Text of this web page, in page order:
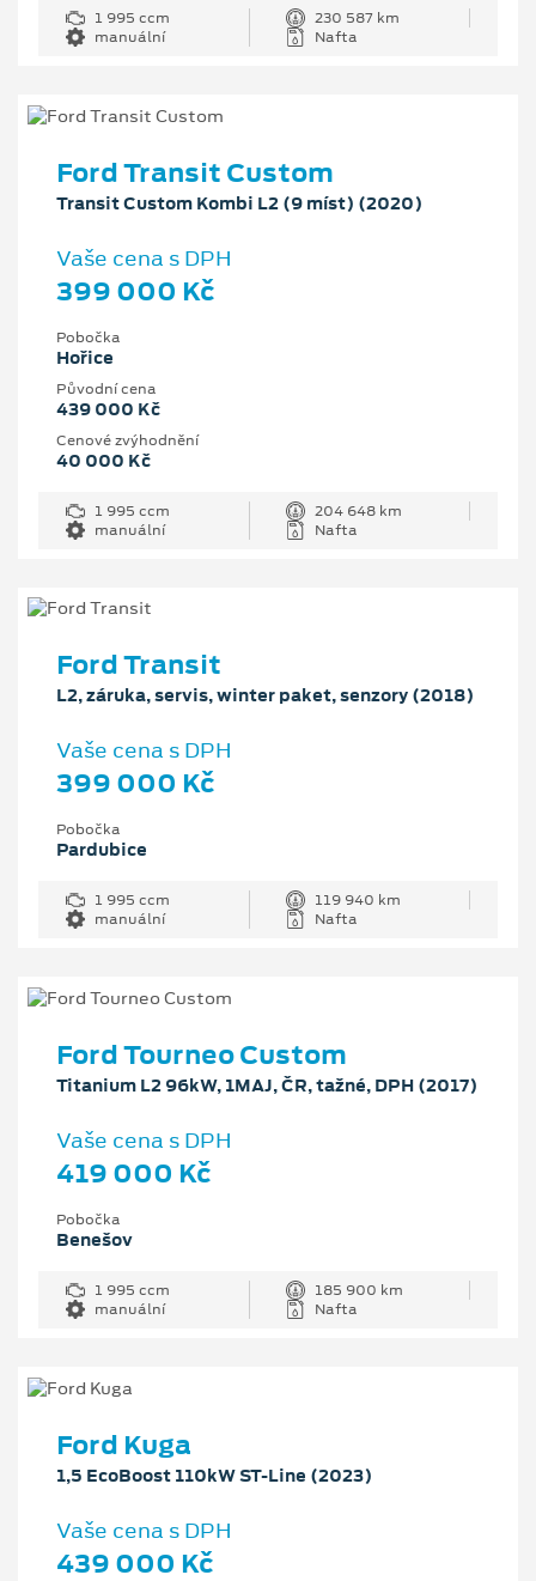
1 995 ccm
230 587 km
manuální
Nafta
Ford Transit Custom
Transit Custom Kombi L2 (9 míst) (2020)
Vaše cena s DPH
399 000 Kč
Pobočka
Hořice
Původní cena
439 000 Kč
Cenové zvýhodnění
40 000 Kč
1 995 ccm
204 648 km
manuální
Nafta
Ford Transit
L2, záruka, servis, winter paket, senzory (2018)
Vaše cena s DPH
399 000 Kč
Pobočka
Pardubice
1 995 ccm
119 940 km
manuální
Nafta
Ford Tourneo Custom
Titanium L2 96kW, 1MAJ, ČR, tažné, DPH (2017)
Vaše cena s DPH
419 000 Kč
Pobočka
Benešov
1 995 ccm
185 900 km
manuální
Nafta
Ford Kuga
1,5 EcoBoost 110kW ST-Line (2023)
Vaše cena s DPH
439 000 Kč